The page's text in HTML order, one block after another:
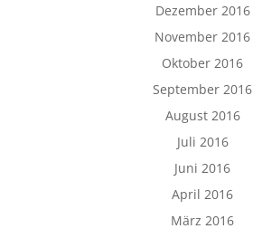
Dezember 2016
November 2016
Oktober 2016
September 2016
August 2016
Juli 2016
Juni 2016
April 2016
März 2016